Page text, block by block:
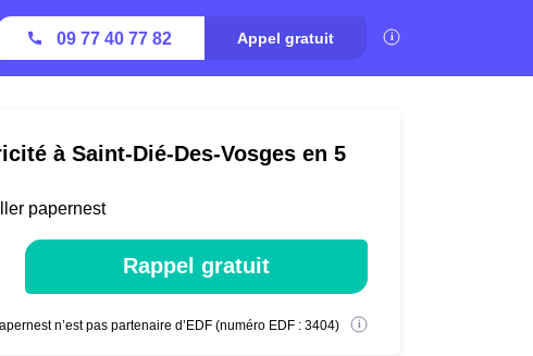
09 77 40 77 82 Appel gratuit
à Saint-Dié-Des-Vosges en 5
papernest
Rappel gratuit
n’est pas partenaire d’EDF (numéro EDF : 3404)